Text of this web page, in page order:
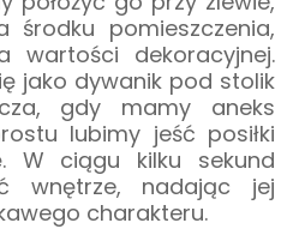
środku pomieszczenia,
wartości dekoracyjnej.
jako dywanik pod stolik
gdy mamy aneks
lubimy jeść posiłki
W ciągu kilku sekund
wnętrze, nadając jej
charakteru.